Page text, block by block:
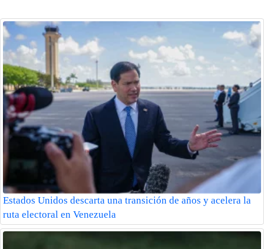
Estados Unidos descarta una transición de años y acelera la
ruta electoral en Venezuela